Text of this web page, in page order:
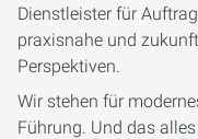
Dienstleister für
praxisnahe und
Perspektiven.
Wir stehen für
Führung. Und das